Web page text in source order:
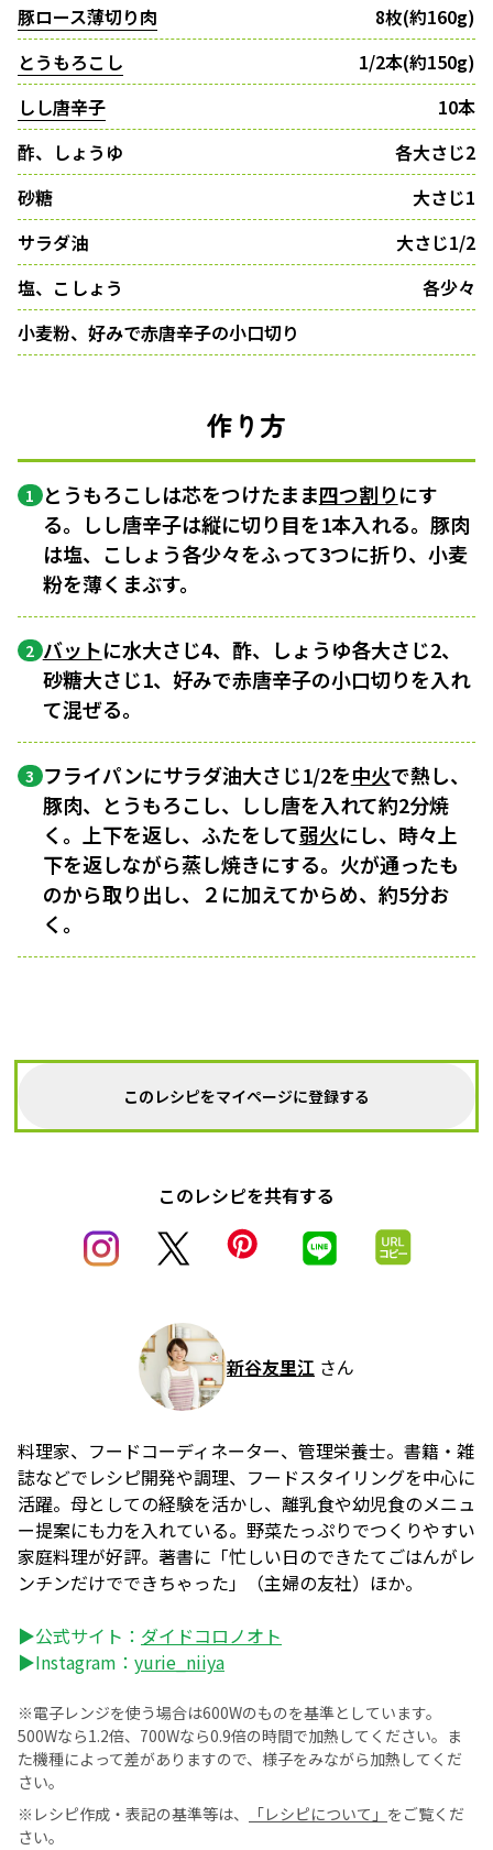
豚ロース薄切り肉
8枚(約160g)
とうもろこし
1/2本(約150g)
しし唐辛子
10本
酢、しょうゆ
各大さじ2
砂糖
大さじ1
サラダ油
大さじ1/2
塩、こしょう
各少々
小麦粉、好みで赤唐辛子の小口切り
作り方
1 とうもろこしは芯をつけたまま四つ割りにす
る。しし唐辛子は縦に切り目を1本入れる。豚肉
は塩、こしょう各少々をふって3つに折り、小麦
粉を薄くまぶす。
2 バットに水大さじ4、酢、しょうゆ各大さじ2、
砂糖大さじ1、好みで赤唐辛子の小口切りを入れ
て混ぜる。
3 フライパンにサラダ油大さじ1/2を中火で熱し、
豚肉、とうもろこし、しし唐を入れて約2分焼
く。上下を返し、ふたをして弱火にし、時々上
下を返しながら蒸し焼きにする。火が通ったも
のから取り出し、２に加えてからめ、約5分お
く。
このレシピをマイページに登録する
このレシピを共有する
新谷友里江 さん
料理家、フードコーディネーター、管理栄養士。書籍・雑
誌などでレシピ開発や調理、フードスタイリングを中心に
活躍。母としての経験を活かし、離乳食や幼児食のメニュ
ー提案にも力を入れている。野菜たっぷりでつくりやすい
家庭料理が好評。著書に「忙しい日のできたてごはんがレ
ンチンだけでできちゃった」（主婦の友社）ほか。
▶公式サイト： ダイドコロノオト
▶Instagram： yurie_niiya
※電子レンジを使う場合は600Wのものを基準としています。
500Wなら1.2倍、700Wなら0.9倍の時間で加熱してください。ま
た機種によって差がありますので、様子をみながら加熱してくだ
さい。
※レシピ作成・表記の基準等は、
「レシピについて」 をご覧くだ
さい。